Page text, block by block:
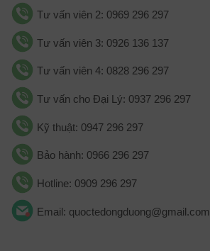
Tư vấn viên 2: 0969 296 297
Tư vấn viên 3: 0926 136 137
Tư vấn viên 4: 0828 296 297
Tư vấn cho Đại Lý: 0937 296 297
Kỹ thuật: 0947 296 297
Bảo hành: 0966 296 297
Hotline: 0909 296 297
Email: quoctedongduong@gmail.com